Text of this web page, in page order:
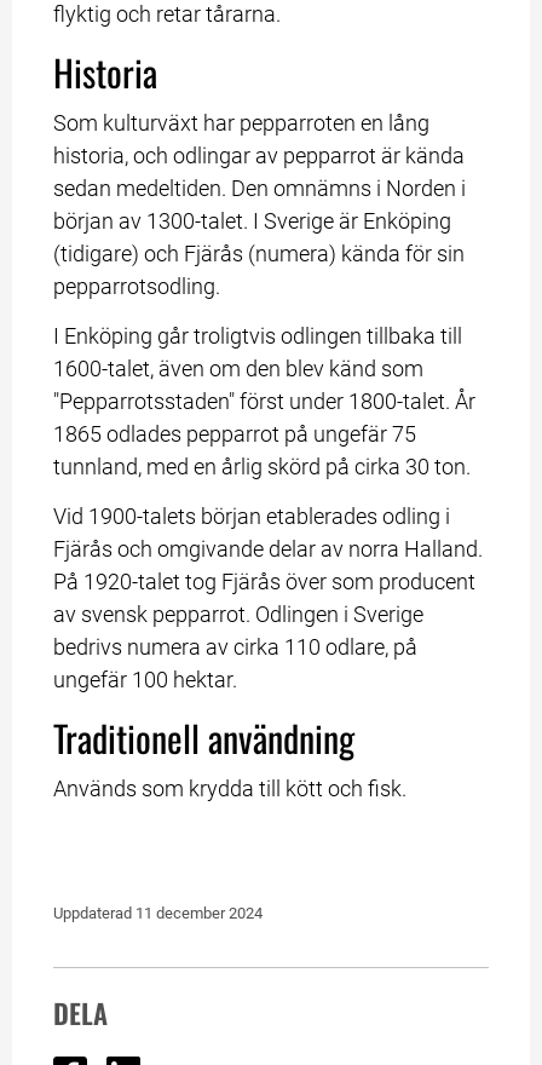
flyktig och retar tårarna.
Historia
Som kulturväxt har pepparroten en lång
historia, och odlingar av pepparrot är kända
sedan medeltiden. Den omnämns i Norden i
början av 1300-talet. I Sverige är Enköping
(tidigare) och Fjärås (numera) kända för sin
pepparrotsodling.
I Enköping går troligtvis odlingen tillbaka till
1600-talet, även om den blev känd som
"Pepparrotsstaden" först under 1800-talet. År
1865 odlades pepparrot på ungefär 75
tunnland, med en årlig skörd på cirka 30 ton.
Vid 1900-talets början etablerades odling i
Fjärås och omgivande delar av norra Halland.
På 1920-talet tog Fjärås över som producent
av svensk pepparrot. Odlingen i Sverige
bedrivs numera av cirka 110 odlare, på
ungefär 100 hektar.
Traditionell användning
Används som krydda till kött och fisk.
Uppdaterad 11 december 2024
DELA